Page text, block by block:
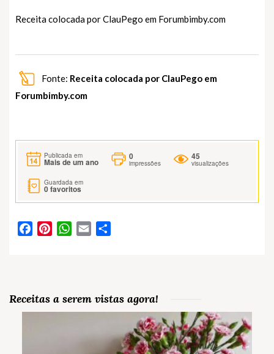
Receita colocada por ClauPego em Forumbimby.com
Fonte: Receita colocada por ClauPego em
Forumbimby.com
Publicada em
Mais de um ano
0
impressões
45
visualizações
Guardada em
0favoritos
FacebookPinterestWhatsApp
Email
Receitas a serem vistas agora!